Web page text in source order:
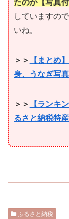
たのか【写真
していますの
いね。
＞＞
【まとめ
身、うなぎ写
＞＞
【ランキ
るさと納税特
ふるさと納税